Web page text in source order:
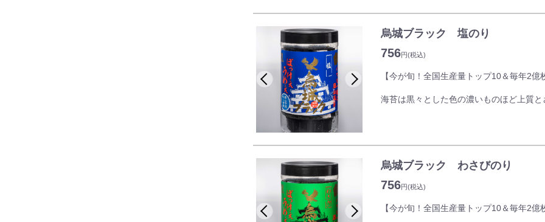
烏城ブラック 塩のり
756円(税込)
【今が旬！全国生産量トップ10＆毎年2
海苔は黒々とした色の濃いものほど上質
烏城ブラック わさびのり
756円(税込)
【今が旬！全国生産量トップ10＆毎年2